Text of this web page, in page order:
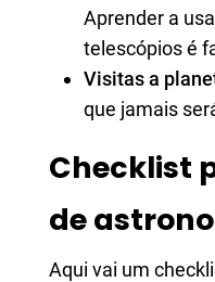
Aprender a
telescópios é
Visitas a
que jamais
Checklist
de
Aqui vai um